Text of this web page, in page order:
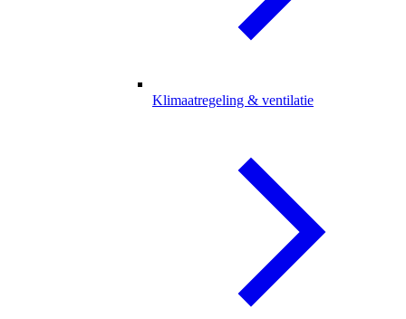
Klimaatregeling & ventilatie